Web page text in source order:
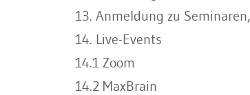
13. Anmeldung zu
14. Live-Events
14.1 Zoom
14.2 MaxBrain